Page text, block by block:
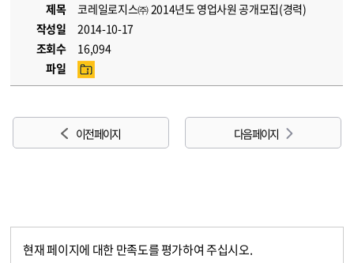
제목
코레일로지스㈜ 2014년도 영업사원 공개모집(경력)
작성일
2014-10-17
조회수
16,094
파일
이전 페이지 다음 페이지
현재 페이지에 대한 만족도를 평가하여 주십시오.